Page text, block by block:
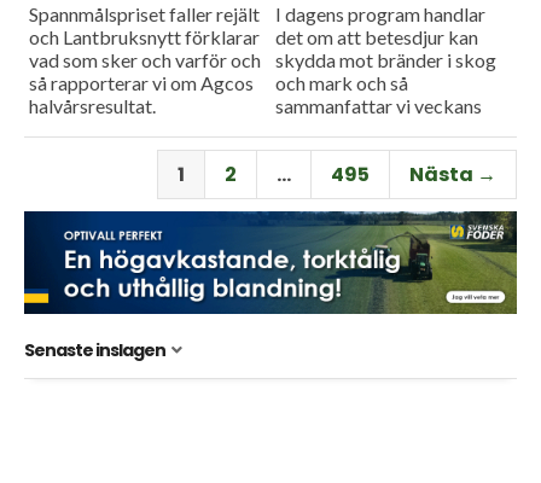
Spannmålspriset faller rejält
och Lantbruksnytt förklarar
vad som sker och varför och
så rapporterar vi om Agcos
halvårsresultat.
I dagens program handlar
det om att betesdjur kan
skydda mot bränder i skog
och mark och så
sammanfattar vi veckans
en söndagstävling.
1 2 … 495 Nästa →
Senaste inslagen